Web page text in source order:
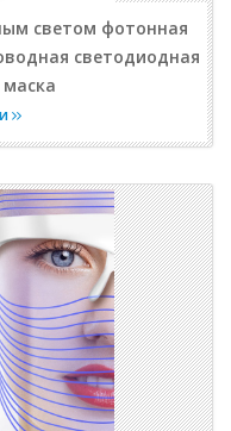
светом фотонная
светодиодная